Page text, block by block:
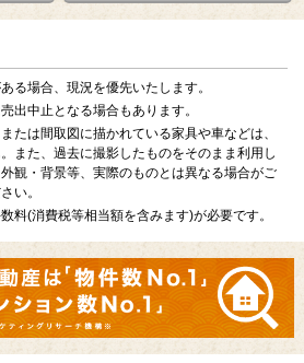
る場合、現況を優先いたします。
出中止となる場合もあります。
たは間取図に描かれている家具や車などは、
また、過去に撮影したものをそのまま利用し
観・背景等、実際のものとは異なる場合がご
い。
料(消費税等相当額を含みます)が必要です。